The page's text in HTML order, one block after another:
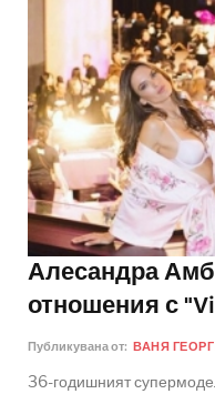
Алесандра
отношения с
Публикувана от: ВАНЯ
36-годишният